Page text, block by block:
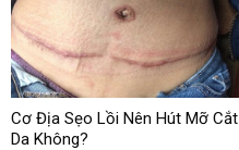
Cơ Địa Sẹo Lồi Nên Hút Mỡ Cắt
Da Không?